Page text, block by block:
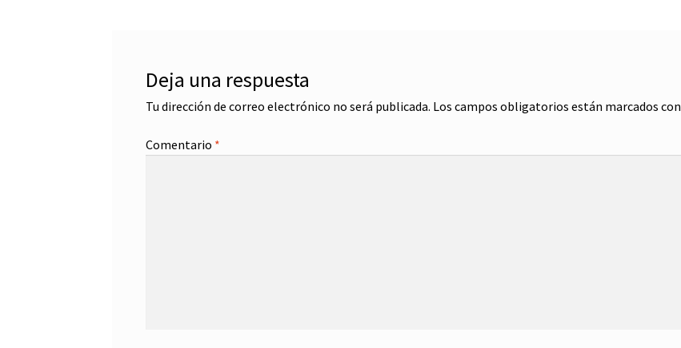
Deja una respuesta
Tu dirección de correo electrónico no será publicada. Los campos obligatorios están marcados con
Comentario *